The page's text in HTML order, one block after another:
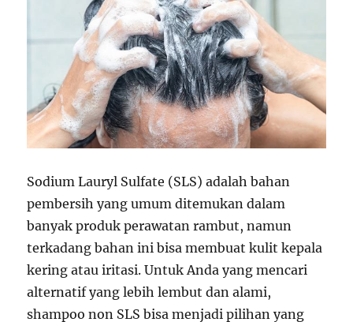
Sodium Lauryl Sulfate (SLS) adalah bahan
pembersih yang umum ditemukan dalam
banyak produk perawatan rambut, namun
terkadang bahan ini bisa membuat kulit kepala
kering atau iritasi. Untuk Anda yang mencari
alternatif yang lebih lembut dan alami,
shampoo non SLS bisa menjadi pilihan yang